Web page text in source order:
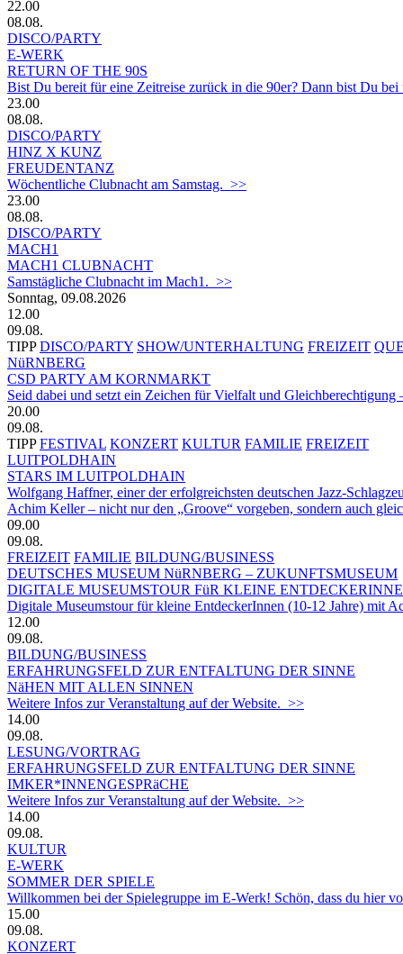
22.00
08.08.
DISCO/PARTY
E-WERK
RETURN OF THE 90S
Bist Du bereit für eine Zeitreise zurück in die 90er? Dann bist Du
23.00
08.08.
DISCO/PARTY
HINZ X KUNZ
FREUDENTANZ
Wöchentliche Clubnacht am Samstag. >>
23.00
08.08.
DISCO/PARTY
MACH1
MACH1 CLUBNACHT
Samstägliche Clubnacht im Mach1. >>
Sonntag, 09.08.2026
12.00
09.08.
TIPP DISCO/PARTY SHOW/UNTERHALTUNG FREIZEIT
NüRNBERG
CSD PARTY AM KORNMARKT
Seid dabei und setzt ein Zeichen für Vielfalt und
20.00
09.08.
TIPP FESTIVAL KONZERT KULTUR FAMILIE FREIZEIT
LUITPOLDHAIN
STARS IM LUITPOLDHAIN
Wolfgang Haffner, einer der erfolgreichsten deutschen Jazz-
Achim Keller – nicht nur den „Groove“ vorgeben, sondern auch
09.00
09.08.
FREIZEIT FAMILIE BILDUNG/BUSINESS
DEUTSCHES MUSEUM NüRNBERG – ZUKUNFTSMUSEUM
DIGITALE MUSEUMSTOUR FüR KLEINE
Digitale Museumstour für kleine EntdeckerInnen (10-12 Jahre) mit
12.00
09.08.
BILDUNG/BUSINESS
ERFAHRUNGSFELD ZUR ENTFALTUNG DER SINNE
NäHEN MIT ALLEN SINNEN
Weitere Infos zur Veranstaltung auf der Website. >>
14.00
09.08.
LESUNG/VORTRAG
ERFAHRUNGSFELD ZUR ENTFALTUNG DER SINNE
IMKER*INNENGESPRäCHE
Weitere Infos zur Veranstaltung auf der Website. >>
14.00
09.08.
KULTUR
E-WERK
SOMMER DER SPIELE
Willkommen bei der Spielegruppe im E-Werk! Schön, dass du hier
15.00
09.08.
KONZERT